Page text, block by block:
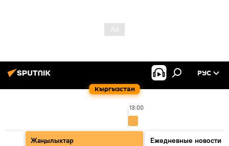
Кыргызстан
РУС
13:00
Жаңылыктар
Ежедневные новости